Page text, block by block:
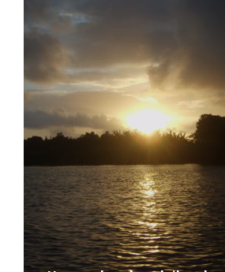
Les temps libre entre
VOIR LE DÉTAIL